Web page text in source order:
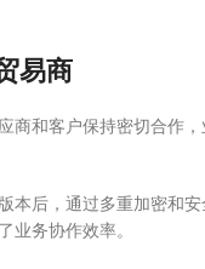
易商
商和客户保持密切合作
本后，通过多重加密和
业务协作效率。